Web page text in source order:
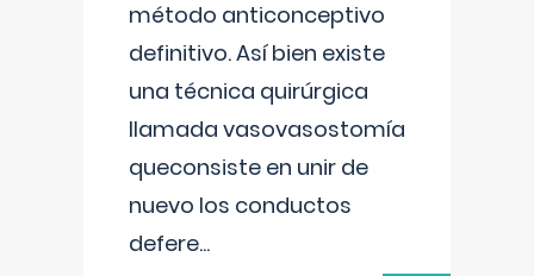
método anticonceptivo
definitivo. Así bien existe
una técnica quirúrgica
llamada vasovasostomía
queconsiste en unir de
nuevo los conductos
defere...